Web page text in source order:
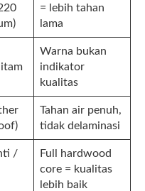
= lebih tahan
lama
Warna bukan
indikator
kualitas
Tahan air penuh,
tidak delaminasi
/
Full hardwood
core = kualitas
lebih baik